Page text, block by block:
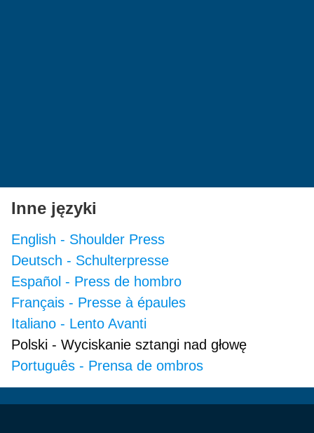
Inne języki
English - Shoulder Press
Deutsch - Schulterpresse
Español - Press de hombro
Français - Presse à épaules
Italiano - Lento Avanti
Polski - Wyciskanie sztangi nad głowę
Português - Prensa de ombros